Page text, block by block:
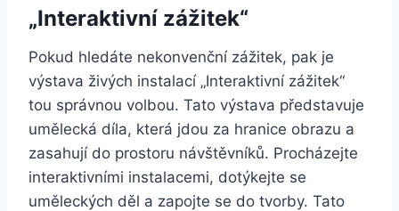
„Interaktivní zážitek“
Pokud hledáte nekonvenční zážitek, pak je
výstava živých instalací „Interaktivní zážitek“
tou správnou volbou. Tato výstava představuje
umělecká díla, která jdou za hranice obrazu a
zasahují do prostoru návštěvníků. Procházejte
interaktivními instalacemi, dotýkejte se
uměleckých děl a zapojte se do tvorby. Tato